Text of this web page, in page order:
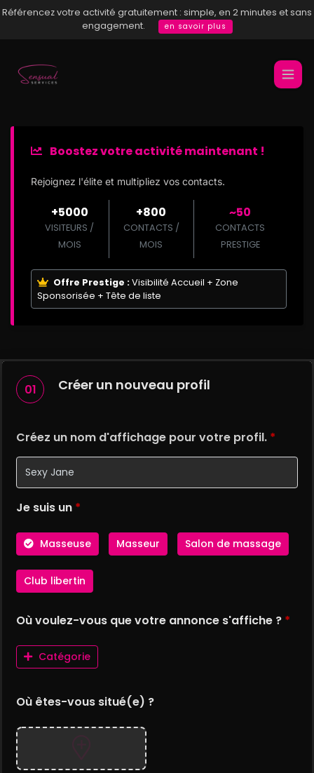
Référencez votre activité gratuitement : simple, en 2 minutes et sans
engagement.
en savoir plus
Boostez votre activité maintenant !
Rejoignez l'élite et multipliez vos contacts.
+5000
VISITEURS /
MOIS
+800
CONTACTS /
MOIS
~50
CONTACTS
PRESTIGE
Offre Prestige :Visibilité Accueil + Zone
Sponsorisée + Tête de liste
01 Créer un nouveau profil
Créez un nom d'affichage pour votre profil. *
Je suis un *
Masseuse Masseur Salon de massage
Club libertin
Où voulez-vous que votre annonce s'affiche ? *
Catégorie
Où êtes-vous situé(e) ?